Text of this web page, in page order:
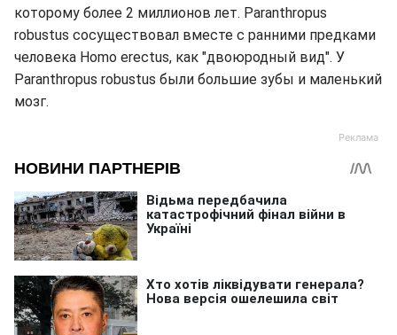
которому более 2 миллионов лет. Paranthropus
robustus сосуществовал вместе с ранними предками
человека Homo erectus, как "двоюродный вид". У
Paranthropus robustus были большие зубы и маленький
мозг.